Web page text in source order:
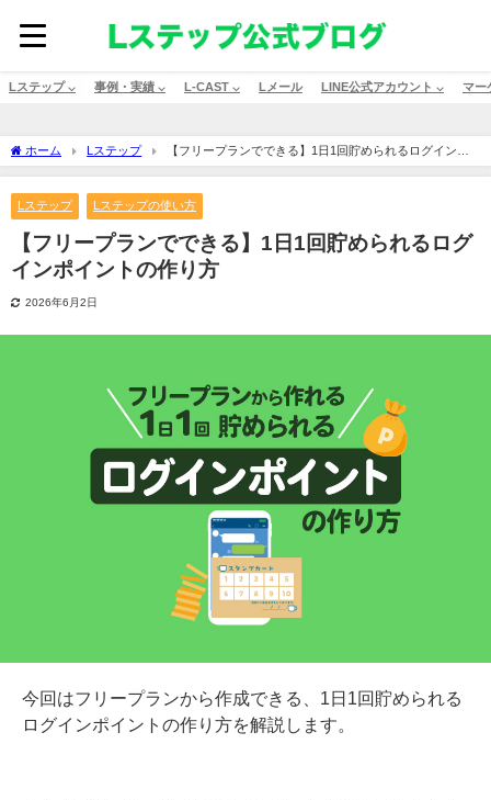
Lステップ ⌵ 事例・実績 ⌵ L-CAST ⌵ Lメール LINE公式アカウント ⌵ マー
ホーム Lステップ
【フリープランでできる】1日1回貯められるログインポ
イントの作り方
Lステップ Lステップの使い方
【フリープランでできる】1日1回貯められるログ
インポイントの作り方
2026年6月2日
今回はフリープランから作成できる、1日1回貯められる
ログインポイントの作り方を解説します。